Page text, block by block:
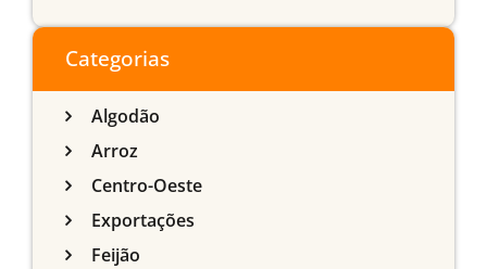
do Sul
Categorias
Algodão
Arroz
Centro-Oeste
Exportações
Feijão